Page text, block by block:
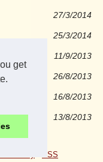
get
27/3/2014
25/3/2014
11/9/2013
26/8/2013
16/8/2013
13/8/2013
RSS